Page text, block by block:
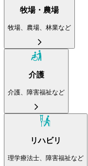
牧場・農場
牧場、農場、林業など
介護
介護、障害福祉など
リハビリ
理学療法士、障害福祉など